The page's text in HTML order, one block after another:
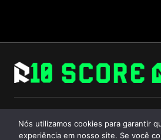
Follow Us
Nós utilizamos cookies para garantir
experiência em nosso site. Se você